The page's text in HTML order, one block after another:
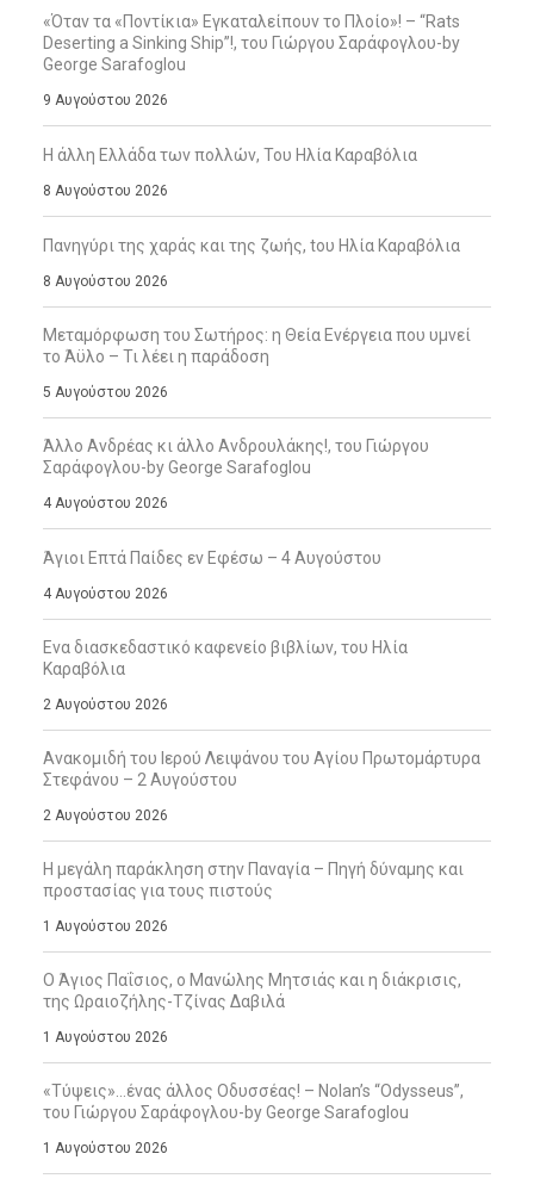
«Όταν τα «Ποντίκια» Εγκαταλείπουν το Πλοίο»! – “Rats
Deserting a Sinking Ship”!, του Γιώργου Σαράφογλου-by
George Sarafoglou
9 Αυγούστου 2026
Η άλλη Ελλάδα των πολλών, Του Ηλία Καραβόλια
8 Αυγούστου 2026
Πανηγύρι της χαράς και της ζωής, tου Ηλία Καραβόλια
8 Αυγούστου 2026
Μεταμόρφωση του Σωτήρος: η Θεία Ενέργεια που υμνεί
το Άϋλο – Τι λέει η παράδοση
5 Αυγούστου 2026
Άλλο Ανδρέας κι άλλο Ανδρουλάκης!, του Γιώργου
Σαράφογλου-by George Sarafoglou
4 Αυγούστου 2026
Άγιοι Επτά Παίδες εν Εφέσω – 4 Αυγούστου
4 Αυγούστου 2026
Ενα διασκεδαστικό καφενείο βιβλίων, του Ηλία
Καραβόλια
2 Αυγούστου 2026
Ανακομιδή του Ιερού Λειψάνου του Αγίου Πρωτομάρτυρα
Στεφάνου – 2 Αυγούστου
2 Αυγούστου 2026
Η μεγάλη παράκληση στην Παναγία – Πηγή δύναμης και
προστασίας για τους πιστούς
1 Αυγούστου 2026
Ο Άγιος Παΐσιος, ο Μανώλης Μητσιάς και η διάκρισις,
της Ωραιοζήλης-Τζίνας Δαβιλά
1 Αυγούστου 2026
«Τύψεις»…ένας άλλος Οδυσσέας! – Nolan’s “Odysseus”,
του Γιώργου Σαράφογλου-by George Sarafoglou
1 Αυγούστου 2026